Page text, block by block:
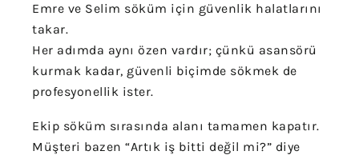
Emre ve Selim söküm için güvenlik halatlarını
takar.
Her adımda aynı özen vardır; çünkü asansörü
kurmak kadar, güvenli biçimde sökmek de
profesyonellik ister.
Ekip söküm sırasında alanı tamamen kapatır.
Müşteri bazen “Artık iş bitti değil mi?” diye